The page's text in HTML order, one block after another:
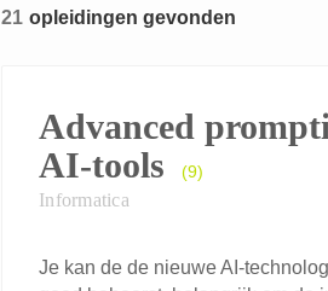
21 opleidingen gevonden
Advanced
AI-tools
(9)
Informatica
Je kan de de nieuwe AI-